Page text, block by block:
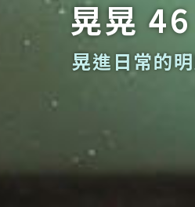
晃晃
晃進日常的